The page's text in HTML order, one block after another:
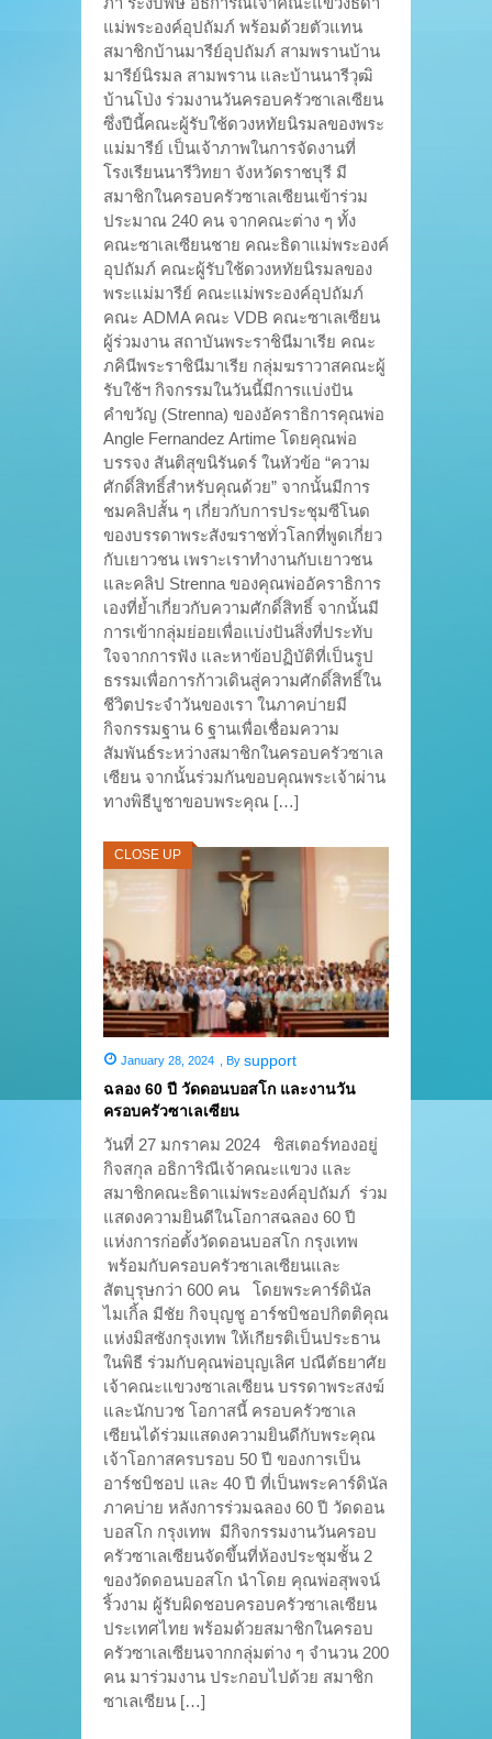
แม่พระองค์อุปถัมภ์ พร้อมด้วยตัวแทน
สมาชิกบ้านมารีย์อุปถัมภ์ สามพรานบ้าน
มารีย์นิรมล สามพราน และบ้านนารีวุฒิ
บ้านโป่ง ร่วมงานวันครอบครัวซาเลเซียน
ซึ่งปีนี้คณะผู้รับใช้ดวงหทัยนิรมลของพระ
แม่มารีย์ เป็นเจ้าภาพในการจัดงานที่
โรงเรียนนารีวิทยา จังหวัดราชบุรี มี
สมาชิกในครอบครัวซาเลเซียนเข้าร่วม
ประมาณ 240 คน จากคณะต่าง ๆ ทั้ง
คณะซาเลเซียนชาย คณะธิดาแม่พระองค์
อุปถัมภ์ คณะผู้รับใช้ดวงหทัยนิรมลของ
พระแม่มารีย์ คณะแม่พระองค์อุปถัมภ์
คณะ ADMA คณะ VDB คณะซาเลเซียน
ผู้ร่วมงาน สถาบันพระราชินีมาเรีย คณะ
ภคินีพระราชินีมาเรีย กลุ่มฆราวาสคณะผู้
รับใช้ฯ กิจกรรมในวันนี้มีการแบ่งปัน
คำขวัญ (Strenna) ของอัคราธิการคุณพ่อ
Angle Fernandez Artime โดยคุณพ่อ
บรรจง สันติสุขนิรันดร์ ในหัวข้อ “ความ
ศักดิ์สิทธิ์สำหรับคุณด้วย” จากนั้นมีการ
ชมคลิปสั้น ๆ เกี่ยวกับการประชุมซีโนด
ของบรรดาพระสังฆราชทั่วโลกที่พูดเกี่ยว
กับเยาวชน เพราะเราทำงานกับเยาวชน
และคลิป Strenna ของคุณพ่ออัคราธิการ
เองที่ย้ำเกี่ยวกับความศักดิ์สิทธิ์ จากนั้นมี
การเข้ากลุ่มย่อยเพื่อแบ่งปันสิ่งที่ประทับ
ใจจากการฟัง และหาข้อปฏิบัติที่เป็นรูป
ธรรมเพื่อการก้าวเดินสู่ความศักดิ์สิทธิ์ใน
ชีวิตประจำวันของเรา ในภาคบ่ายมี
กิจกรรมฐาน 6 ฐานเพื่อเชื่อมความ
สัมพันธ์ระหว่างสมาชิกในครอบครัวซาเล
เซียน จากนั้นร่วมกันขอบคุณพระเจ้าผ่าน
ทางพิธีบูชาขอบพระคุณ […]
CLOSE UP
January 28, 2024 By support
ฉลอง 60 ปี วัดดอนบอสโก และงานวัน
ครอบครัวซาเลเซียน
วันที่ 27 มกราคม 2024 ซิสเตอร์ทองอยู่
กิจสกุล อธิการิณีเจ้าคณะแขวง และ
สมาชิกคณะธิดาแม่พระองค์อุปถัมภ์ ร่วม
แสดงความยินดีในโอกาสฉลอง 60 ปี
แห่งการก่อตั้งวัดดอนบอสโก กรุงเทพ
พร้อมกับครอบครัวซาเลเซียนและ
สัตบุรุษกว่า 600 คน โดยพระคาร์ดินัล
ไมเกิ้ล มีชัย กิจบุญชู อาร์ชบิชอปกิตติคุณ
แห่งมิสซังกรุงเทพ ให้เกียรติเป็นประธาน
ในพิธี ร่วมกับคุณพ่อบุญเลิศ ปณีตัธยาศัย
เจ้าคณะแขวงซาเลเซียน บรรดาพระสงฆ์
และนักบวช โอกาสนี้ ครอบครัวซาเล
เซียนได้ร่วมแสดงความยินดีกับพระคุณ
เจ้าโอกาสครบรอบ 50 ปี ของการเป็น
อาร์ชบิชอป และ 40 ปี ที่เป็นพระคาร์ดินัล
ภาคบ่าย หลังการร่วมฉลอง 60 ปี วัดดอน
บอสโก กรุงเทพ มีกิจกรรมงานวันครอบ
ครัวซาเลเซียนจัดขึ้นที่ห้องประชุมชั้น 2
ของวัดดอนบอสโก นำโดย คุณพ่อสุพจน์
ริ้วงาม ผู้รับผิดชอบครอบครัวซาเลเซียน
ประเทศไทย พร้อมด้วยสมาชิกในครอบ
ครัวซาเลเซียนจากกลุ่มต่าง ๆ จำนวน 200
คน มาร่วมงาน ประกอบไปด้วย สมาชิก
ซาเลเซียน […]